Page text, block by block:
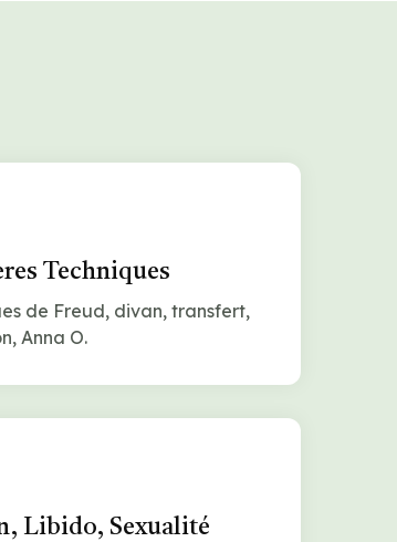
Techniques
de Freud, divan, transfert,
Anna O.
Libido, Sexualité